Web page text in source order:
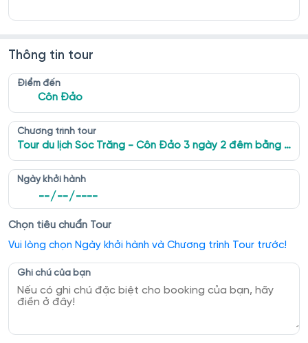
Thông tin tour
Điểm đến
Côn Đảo
Chương trình tour
Tour du lịch Sóc Trăng - Côn Đảo 3 ngày 2 đêm bằng tàu cao tốc
Ngày khởi hành
Chọn tiêu chuẩn Tour
Vui lòng chọn Ngày khởi hành và Chương trình Tour trước!
Ghi chú của bạn